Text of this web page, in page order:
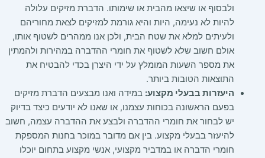
ולבסוף או שיצאו מהבית או שימותו. הדברת מזיקים עלולה
להיות לא נעימה, היות והיא גורמת למזיקים לצאת מחוריהם
ולעיתים למלא את שטח הבית, ולכן אנו ממהרים לשטוף אותו,
אולם חשוב שלא לשטוף את חומרי ההדברה במהירות ולהמתין
את מספר השעות המומלץ על ידי היצרן בכדי להבטיח את
התוצאות הטובות ביותר.
היעזרות בבעלי מקצוע: במידה ואנו מבצעים הדברת מזיקים
בפעם הראשונה בכוחות עצמנו, או שאנו לא יודעים כיצד בדיוק
יש לבחור את חומרי ההדברה ולבצע את ההדברה עצמה, חשוב
להיעזר בבעלי מקצוע. בין אם מדובר במוכר בחנות המספקת
חומרי הדברה או במדביר מקצועי, אנשי מקצוע בתחום יוכלו